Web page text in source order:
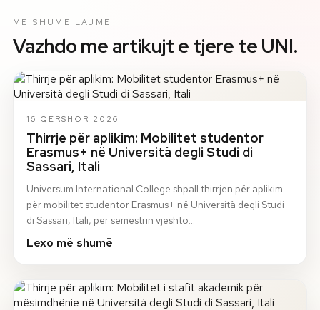
ME SHUME LAJME
Vazhdo me artikujt e tjere te UNI.
16 QERSHOR 2026
Thirrje për aplikim: Mobilitet studentor
Erasmus+ në Università degli Studi di
Sassari, Itali
Universum International College shpall thirrjen për aplikim
për mobilitet studentor Erasmus+ në Università degli Studi
di Sassari, Itali, për semestrin vjeshto…
Lexo më shumë